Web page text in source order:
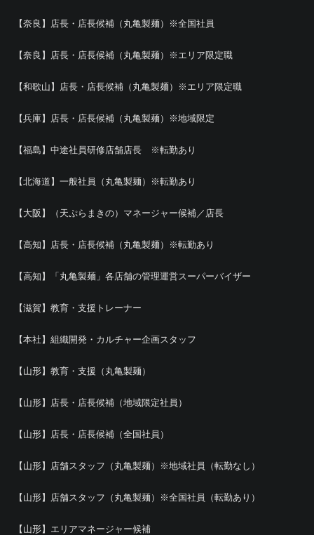
【奈良】店長・店長候補（丸亀製麺）※全国社員
【奈良】店長・店長候補（丸亀製麺）※エリア限定職
【和歌山】店長・店長候補（丸亀製麺）※エリア限定職
【兵庫】店長・店長候補（丸亀製麺）※地域限定
【福島】中途社員研修店舗店長 ※転勤あり
【北海道】一般社員（丸亀製麺）※転勤あり
【大阪】（天ぷらまきの）マネージャー候補／店長
【高知】店長・店長候補（丸亀製麺）※転勤あり
【高知】「丸亀製麺」各店舗の管理運営スーパーバイザー
【滋賀】教育・支援トレーナー
【本社】組織開発・カルチャー企画スタッフ
【山形】教育・支援（丸亀製麺）
【山形】店長・店長候補（地域限定社員）
【山形】店長・店長候補（全国社員）
【山形】店舗スタッフ（丸亀製麺）※地域社員（転勤なし）
【山形】店舗スタッフ（丸亀製麺）※全国社員（転勤あり）
【山形】エリアマネージャー候補